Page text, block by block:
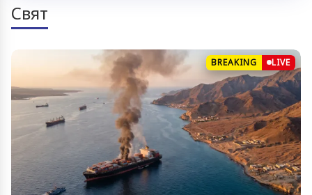
Свят
BREAKING LIVE